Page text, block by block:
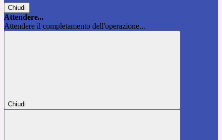
Chiudi
Attendere...
Attendere il completamento dell'operazione...
Chiudi